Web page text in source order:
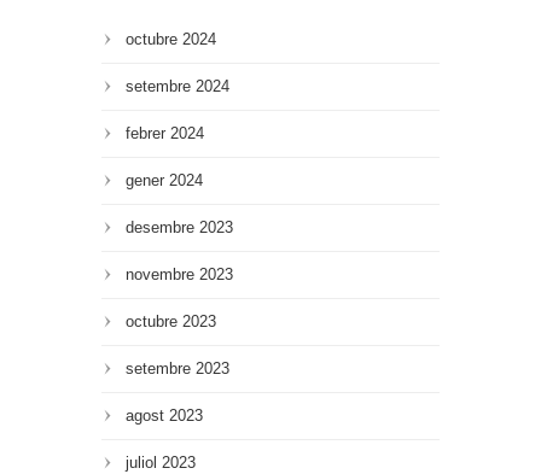
octubre 2024
setembre 2024
febrer 2024
gener 2024
desembre 2023
novembre 2023
octubre 2023
setembre 2023
agost 2023
juliol 2023